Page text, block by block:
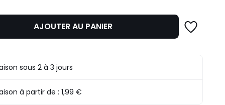
AJOUTER AU PANIER
sous 2 à 3 jours
à partir de :1,99 €